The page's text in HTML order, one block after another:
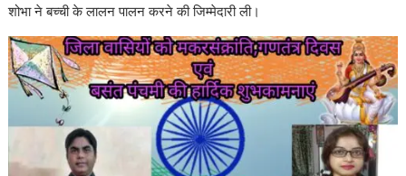
शोभा ने बच्ची के लालन पालन करने की जिम्मेदारी ली।